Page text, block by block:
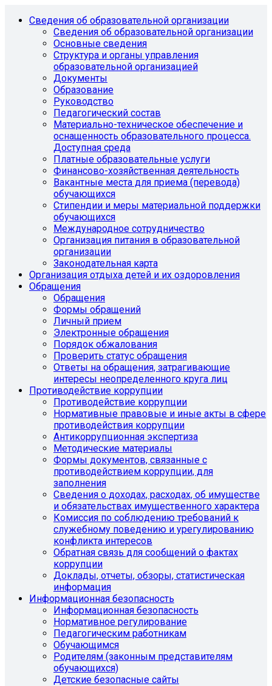
Сведения об образовательной организации
Сведения об образовательной организации
Основные сведения
Структура и органы управления
образовательной организацией
Документы
Образование
Руководство
Педагогический состав
Материально-техническое обеспечение и
оснащенность образовательного процесса.
Доступная среда
Платные образовательные услуги
Финансово-хозяйственная деятельность
Вакантные места для приема (перевода)
обучающихся
Стипендии и меры материальной поддержки
обучающихся
Международное сотрудничество
Организация питания в образовательной
организации
Законодательная карта
Организация отдыха детей и их оздоровления
Обращения
Обращения
Формы обращений
Личный прием
Электронные обращения
Порядок обжалования
Проверить статус обращения
Ответы на обращения, затрагивающие
интересы неопределенного круга лиц
Противодействие коррупции
Противодействие коррупции
Нормативные правовые и иные акты в сфере
противодействия коррупции
Антикоррупционная экспертиза
Методические материалы
Формы документов, связанные с
противодействием коррупции, для
заполнения
Сведения о доходах, расходах, об имуществе
и обязательствах имущественного характера
Комиссия по соблюдению требований к
служебному поведению и урегулированию
конфликта интересов
Обратная связь для сообщений о фактах
коррупции
Доклады, отчеты, обзоры, статистическая
информация
Информационная безопасность
Информационная безопасность
Нормативное регулирование
Педагогическим работникам
Обучающимся
Родителям (законным представителям
обучающихся)
Детские безопасные сайты